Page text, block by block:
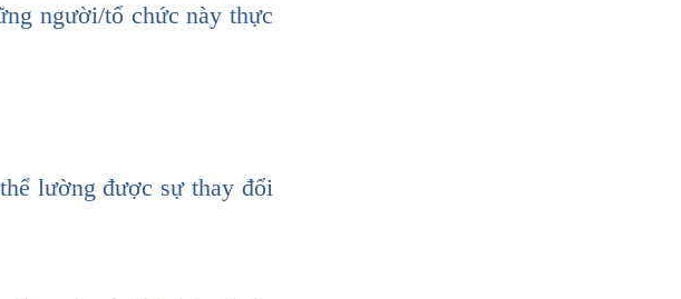
người/tổ chức này thực
lường được sự thay đổi